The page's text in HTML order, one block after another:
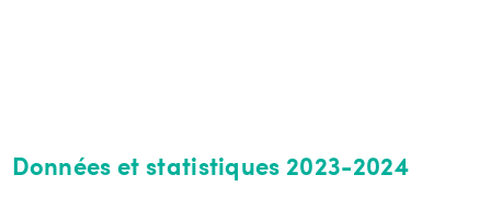
Données et statistiques 2023-2024